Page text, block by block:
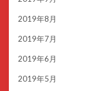
2019年8月
2019年7月
2019年6月
2019年5月